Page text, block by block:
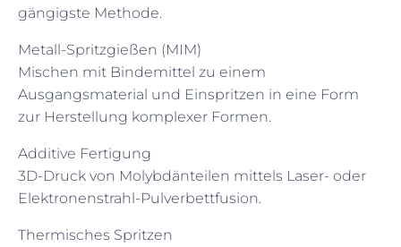
gängigste Methode.
Metall-Spritzgießen (MIM)
Mischen mit Bindemittel zu einem
Ausgangsmaterial und Einspritzen in eine Form
zur Herstellung komplexer Formen.
Additive Fertigung
3D-Druck von Molybdänteilen mittels Laser- oder
Elektronenstrahl-Pulverbettfusion.
Thermisches Spritzen